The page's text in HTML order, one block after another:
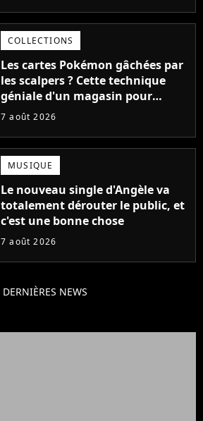
COLLECTIONS
Les cartes Pokémon gâchées par
les scalpers ? Cette technique
géniale d'un magasin pour
ruiner les revendeurs
7 août 2026
MUSIQUE
Le nouveau single d'Angèle va
totalement dérouter le public, et
c'est une bonne chose
7 août 2026
DERNIÈRES NEWS